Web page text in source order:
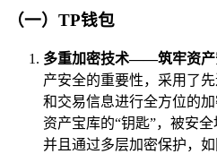
（一）TP钱包
多重加密技术——筑牢资产
产安全的重要性，采用了
和交易信息进行全方位的
资产宝库的“钥匙”，被安
并且通过多层加密保护，